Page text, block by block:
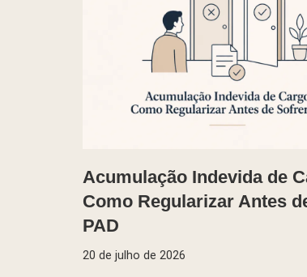
Acumulação Indevida de
Como Regularizar Antes
PAD
20 de julho de 2026